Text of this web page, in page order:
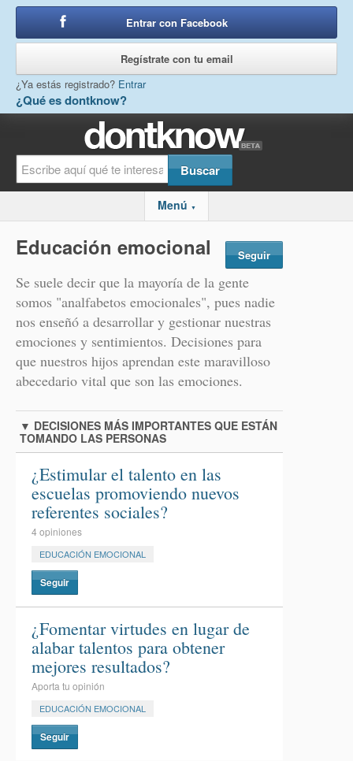
¿Qué es dontknow?
Entrar con Facebook
Regístrate con tu email
¿Ya estás registrado? Entrar
Menú ▼
Educación emocional Seguir
Se suele decir que la mayoría de la gente
somos "analfabetos emocionales", pues nadie
nos enseñó a desarrollar y gestionar nuestras
emociones y sentimientos. Decisiones para
que nuestros hijos aprendan este maravilloso
abecedario vital que son las emociones.
▼ DECISIONES MÁS IMPORTANTES QUE ESTÁN
TOMANDO LAS PERSONAS
¿Estimular el talento en las
escuelas promoviendo nuevos
referentes sociales?
4 opiniones
EDUCACIÓN EMOCIONAL
Seguir
¿Fomentar virtudes en lugar de
alabar talentos para obtener
mejores resultados?
Aporta tu opinión
EDUCACIÓN EMOCIONAL
Seguir